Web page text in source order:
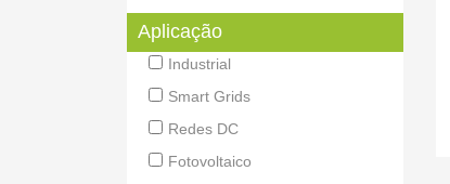
Aplicação
Industrial
Smart Grids
Redes DC
Fotovoltaico